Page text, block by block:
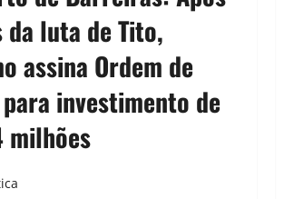
da luta de Tito,
assina Ordem de
investimento de
milhões